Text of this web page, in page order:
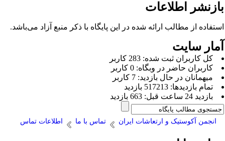
اطلاعات
از مطالب ارائه شده در این پایگاه با ذکر منبع آزاد می‌باشد.
سایت
كل کاربران ثبت شده: 283 کاربر
کاربران حاضر در وبگاه: 0 کاربر
ميهمانان در حال بازديد: 7 کاربر
تمام بازديد‌ها: 517213 بازدید
بازديد 24 ساعت قبل: 663 بازدید
انجمن آکوستیک و ارتعاشات ایران تماس با ما اطلاعات تماس